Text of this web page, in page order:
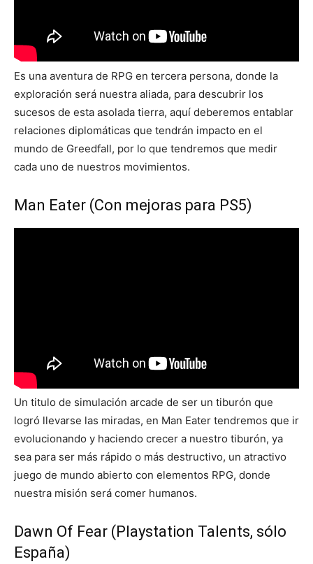
Es una aventura de RPG en tercera persona, donde la
exploración será nuestra aliada, para descubrir los
sucesos de esta asolada tierra, aquí deberemos entablar
relaciones diplomáticas que tendrán impacto en el
mundo de Greedfall, por lo que tendremos que medir
cada uno de nuestros movimientos.
Man Eater (Con mejoras para PS5)
Un titulo de simulación arcade de ser un tiburón que
logró llevarse las miradas, en Man Eater tendremos que ir
evolucionando y haciendo crecer a nuestro tiburón, ya
sea para ser más rápido o más destructivo, un atractivo
juego de mundo abierto con elementos RPG, donde
nuestra misión será comer humanos.
Dawn Of Fear (Playstation Talents, sólo
España)